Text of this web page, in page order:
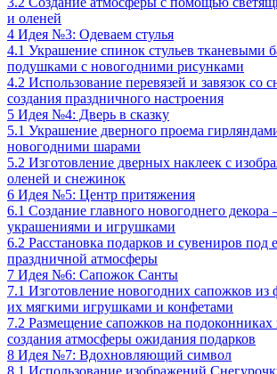
и оленей
4 Идея №3: Одеваем стулья
4.1 Украшение спинок стульев тканевыми
подушками с новогодними рисунками
4.2 Использование перевязей и завязок со
создания праздничного настроения
5 Идея №4: Дверь в сказку
5.1 Украшение дверного проема
новогодними шарами
5.2 Изготовление дверных наклеек с
оленей и снежинок
6 Идея №5: Центр притяжения
6.1 Создание главного новогоднего
украшениями и игрушками
6.2 Расстановка подарков и сувениров под
праздничной атмосферы
7 Идея №6: Сапожок Санты
7.1 Изготовление новогодних сапожков из
их мягкими игрушками и конфетами
7.2 Размещение сапожков на
создания атмосферы ожидания подарков
8 Идея №7: Вдохновляющий символ
8.1 Использование изображений